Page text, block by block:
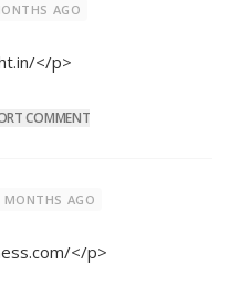
AGO
</p>
COMMENT
MONTHS AGO
</p>